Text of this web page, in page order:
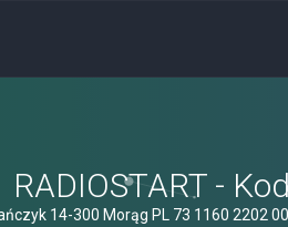
RADIOSTART -
14-300 Morąg PL 73 1160 2202